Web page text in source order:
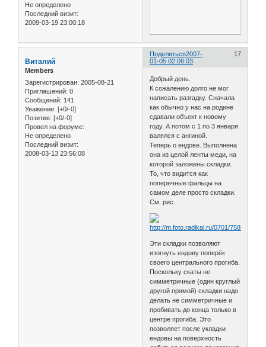
Не определено
Последний визит:
2009-03-19 23:00:18
Поделиться 17
2007-
01-05 02:06:03
Виталий
Members
Зарегистрирован: 2005-08-21
Приглашений: 0
Сообщений: 141
Уважение: [+0/-0]
Позитив: [+0/-0]
Провел на форуме:
Не определено
Последний визит:
2008-03-13 23:56:08
Добрый день.
К сожалению долго не мог
написать разгадку. Сначала
как обычно у нас на родине
сдавали объект к новому
году. А потом с 1 по 3 января
валялся с ангиной.
Теперь о ендове. Выполнена
она из целой ленты меди, на
которой заложены складки.
То, что видится как
поперечные фальцы на
самом деле просто складки.
См. рис.
Эти складки позволяют
изогнуть ендову поперёк
своего центрального прогиба.
Поскольку скаты не
симметричные (один круглый
другой прямой) складки надо
делать не симметричные и
пробивать до конца только в
центре прогиба. Это
позволяет после укладки
ендовы на поверхность